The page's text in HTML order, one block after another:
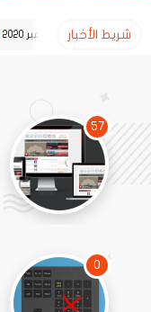
شريط الأخبار
02 نوفمبر 2020 0
57
0